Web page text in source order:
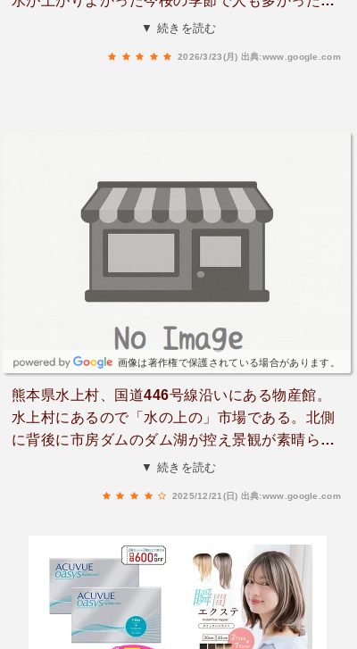
ムカレーとか美味そうだった。
▼ 続きを読む
2026/3/23(月) 出典:www.google.com
画像は著作権で保護されている場合があります。
熊本県水上村、国道446号線沿いにある物産館。
水上村にあるので「水の上の」市場である。北側
に背後に市房ダムのダム湖が控え景観が素晴らし
い。市房ダム自体とも近い。建屋としては規模は
まり広くはない（20台）。機械の破損や水量の不
足がなければ大噴水を楽しむことができるほか、
ジビエ料理があるレストランを併設している。屋
外のソフトクリーム等の注文、支払いは屋内のレ
ジにて行う必要があり調理もその店員が兼任こと
▼ 続きを読む
2025/12/21(日) 出典:www.google.com